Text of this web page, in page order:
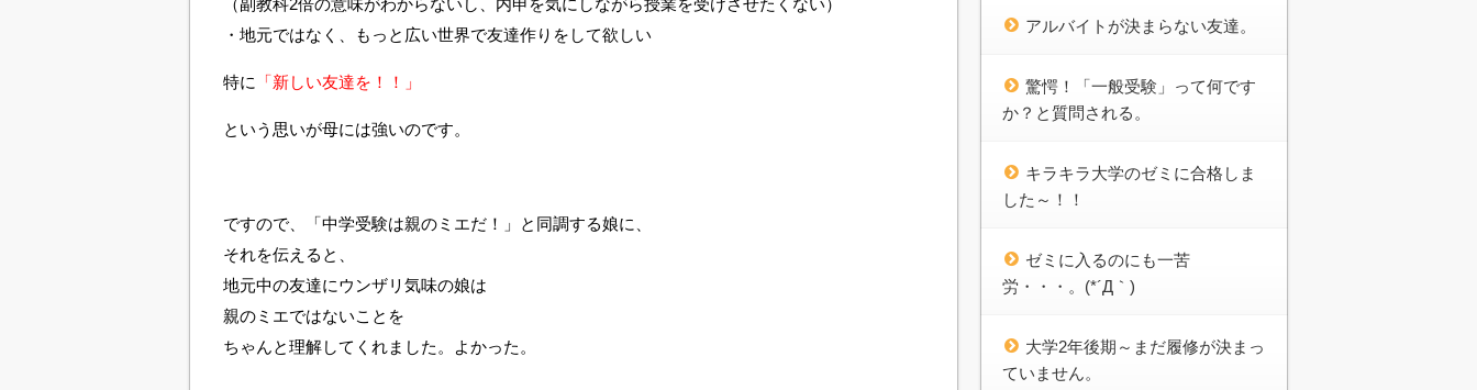
（副教科2倍の意味がわからないし、内申を気にしながら授業を受けさせたくない）
・地元ではなく、もっと広い世界で友達作りをして欲しい
特に 「新しい友達を！！」
という思いが母には強いのです。
ですので、「中学受験は親のミエだ！」と同調する娘に、
それを伝えると、
地元中の友達にウンザリ気味の娘は
親のミエではないことを
ちゃんと理解してくれました。よかった。
アルバイトが決まらない友達。
驚愕！「一般受験」って何です
か？と質問される。
キラキラ大学のゼミに合格しま
した～！！
ゼミに入るのにも一苦
労・・・。(*´Д｀)
大学2年後期～まだ履修が決まっ
ていません。